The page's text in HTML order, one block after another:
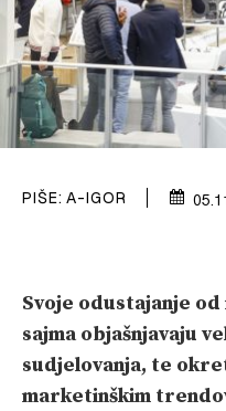
VELIKE PRIČE
PRETPLATA
SHOP
PIŠE: A-IGOR
Svoje odustajanje
sajma objašnjavaju
sudjelovanja, te
marketinškim